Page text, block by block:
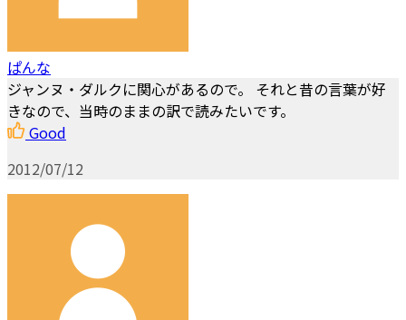
ぱんな
ジャンヌ・ダルクに関心があるので。 それと昔の言葉が好
きなので、当時のままの訳で読みたいです。
Good
2012/07/12